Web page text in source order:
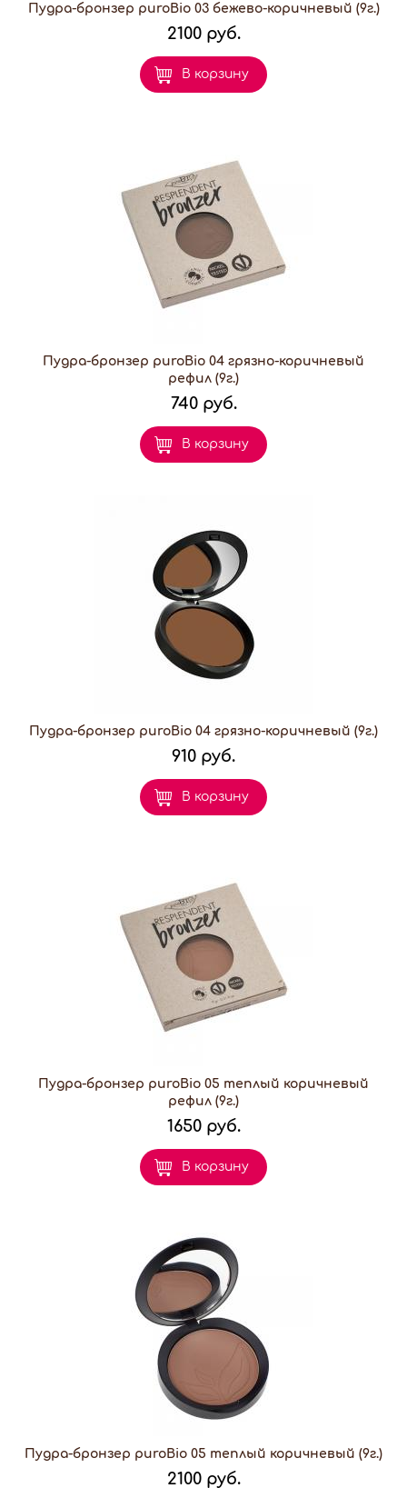
Пудра-бронзер puroBio 03 бежево-коричневый (9г.)
2100 руб.
В корзину
Пудра-бронзер puroBio 04 грязно-коричневый
рефил (9г.)
740 руб.
В корзину
Пудра-бронзер puroBio 04 грязно-коричневый (9г.)
910 руб.
В корзину
Пудра-бронзер puroBio 05 теплый коричневый
рефил (9г.)
1650 руб.
В корзину
Пудра-бронзер puroBio 05 теплый коричневый (9г.)
2100 руб.